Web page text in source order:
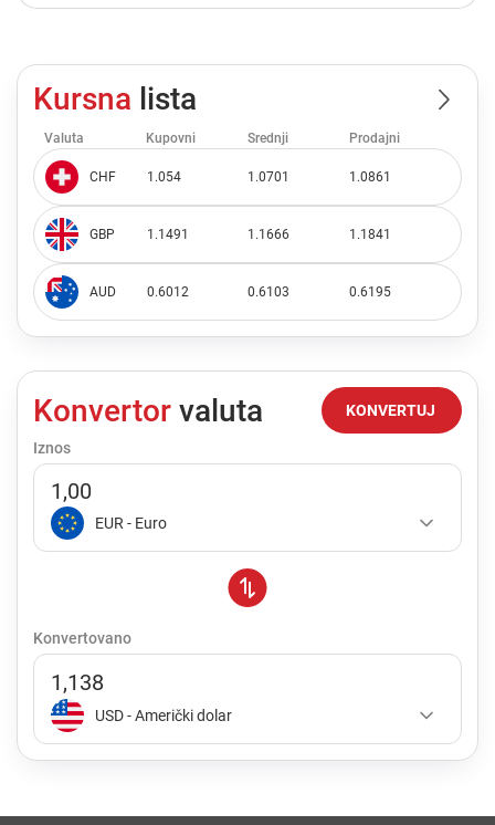
Kursna lista
Valuta Kupovni Srednji Prodajni
CHF 1.054 1.0701 1.0861
GBP 1.1491 1.1666 1.1841
AUD 0.6012 0.6103 0.6195
Konvertor valuta KONVERTUJ
Iznos
EUR - Euro
Konvertovano
1,138
USD - Američki dolar